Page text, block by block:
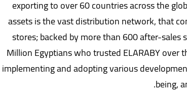
exporting to over 60 countries across the
assets is the vast distribution network, that
stores; backed by more than 600 after-
Million Egyptians who trusted ELARABY over
implementing and adopting various
being,